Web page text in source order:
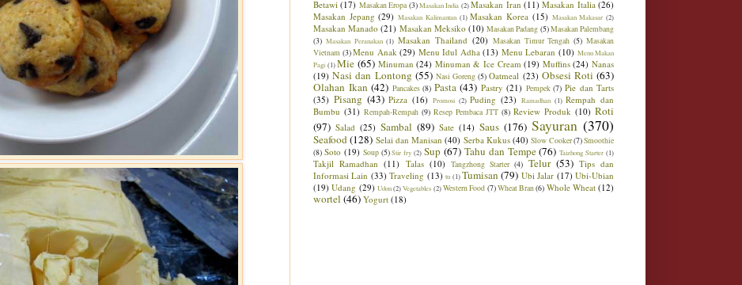
Betawi (17) Masakan Eropa (3) Masakan India (2) Masakan Iran (11) Masakan Italia (26)
Masakan Jepang (29) Masakan Kalimantan (1) Masakan Korea (15) Masakan Makasar (2)
Masakan Manado (21) Masakan Meksiko (10) Masakan Padang (5)Masakan Palembang
(3) Masakan Peranakan (1) Masakan Thailand (20) Masakan Timur Tengah (5) Masakan
Vietnam (3)Menu Anak (29) Menu Idul Adha (13) Menu Lebaran (10) Menu Makan
Pagi (1) Mie (65) Minuman (24) Minuman & Ice Cream (19) Muffins (24) Nanas
(19) Nasi dan Lontong (55) Nasi Goreng (5) Oatmeal (23) Obsesi Roti (63)
Olahan Ikan (42) Pancakes (8) Pasta (43) Pastry (21) Pempek (7) Pie dan Tarts
(35) Pisang (43) Pizza (16) Promosi (2) Puding (23) Ramadhan (1) Rempah dan
Bumbu (31) Rempah-Rempah (9) Resep Pembaca JTT (8) Review Produk (10) Roti
(97) Salad (25) Sambal (89) Sate (14) Saus (176) Sayuran (370)
Seafood(128) Selai dan Manisan (40) Serba Kukus (40) Slow Cooker(7)Smoothie
(8) Soto (19) Soup (5) Stir fry (2) Sup (67) Tahu dan Tempe (76) Taizhong Starter (1)
Takjil Ramadhan (11) Talas (10) Tangzhong Starter (4) Telur (53) Tips dan
Informasi Lain (33) Traveling (13) tu (1) Tumisan (79) Ubi Jalar (17) Ubi-Ubian
(19) Udang (29) Udon (2) Vegetables (2) Western Food (7)Wheat Bran(6) Whole Wheat (12)
wortel (46) Yogurt (18)